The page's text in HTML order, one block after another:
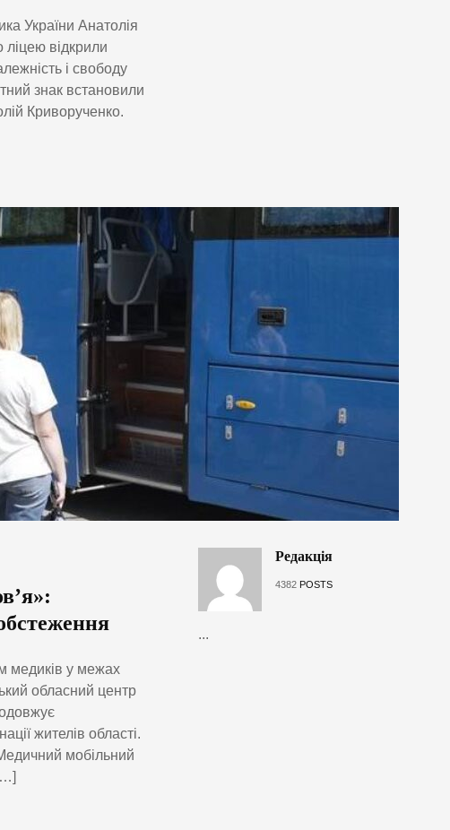
України Анатолія
ліцею відкрили
і свободу
знак встановили
Криворученко.
медиків у межах
обласний центр
жителів області.
мобільний
Редакція
4382 POSTS
...